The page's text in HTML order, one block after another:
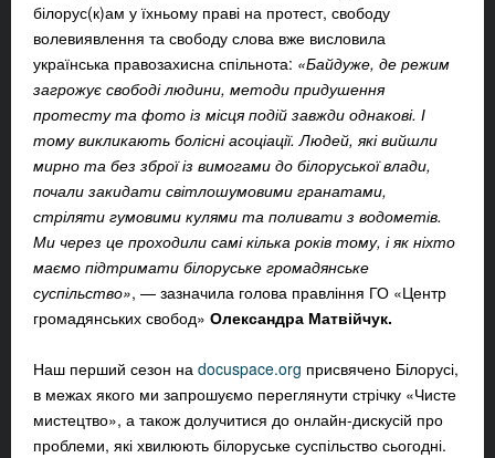
білорус(к)ам у їхньому праві на протест, свободу
волевиявлення та свободу слова вже висловила
українська правозахисна спільнота: «Байдуже, де режим
загрожує свободі людини, методи придушення
протесту та фото із місця подій завжди однакові. І
тому викликають болісні асоціації. Людей, які вийшли
мирно та без зброї із вимогами до білоруської влади,
почали закидати світлошумовими гранатами,
стріляти гумовими кулями та поливати з водометів.
Ми через це проходили самі кілька років тому, і як ніхто
маємо підтримати білоруське громадянське
суспільство», — зазначила голова правління ГО «Центр
громадянських свобод» Олександра Матвійчук.
Наш перший сезон на docuspace.org присвячено Білорусі,
в межах якого ми запрошуємо переглянути стрічку «Чисте
мистецтво», а також долучитися до онлайн-дискусій про
проблеми, які хвилюють білоруське суспільство сьогодні.